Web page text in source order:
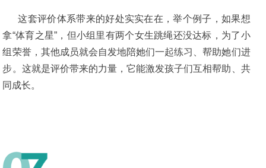
这套评价体系带来的好处实实在在，举个例子，如果想
拿“体育之星”，但小组里有两个女生跳绳还没达标，为了小
组荣誉，其他成员就会自发地陪她们一起练习、帮助她们进
步。这就是评价带来的力量，它能激发孩子们互相帮助、共
同成长。